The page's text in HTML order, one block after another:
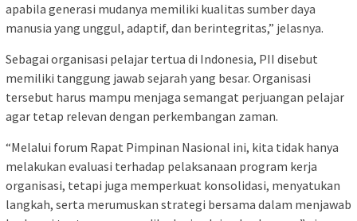
apabila generasi mudanya memiliki kualitas sumber daya
manusia yang unggul, adaptif, dan berintegritas,” jelasnya.
Sebagai organisasi pelajar tertua di Indonesia, PII disebut
memiliki tanggung jawab sejarah yang besar. Organisasi
tersebut harus mampu menjaga semangat perjuangan pelajar
agar tetap relevan dengan perkembangan zaman.
“Melalui forum Rapat Pimpinan Nasional ini, kita tidak hanya
melakukan evaluasi terhadap pelaksanaan program kerja
organisasi, tetapi juga memperkuat konsolidasi, menyatukan
langkah, serta merumuskan strategi bersama dalam menjawab